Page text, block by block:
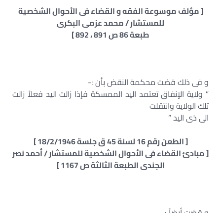
[ مؤلف موسوعة الفقه و القضاء فى الأحوال الشخصية
للمستشار / محمد عزمى البكرى
طبعة 86 ص 891 ، 892 ]
و فى ذلك قضت محكمة النقض بأن :-
” ولاية الإنفاق تعتمد اليد الممسكة فإذا زالت اليد فعلاً زالت
تلك الولاية وانتقلت
الى ذى اليد ”
[ الطعن رقم 16 لسنة 45 ق جلسة 18/2/1946 ]
[ مبادئ القضاء فى الأحوال الشخصية للمستشار / أحمد نصر
الجندى الطبعة الثالثة ص 1167 ]